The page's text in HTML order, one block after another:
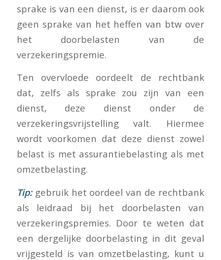
sprake is van een dienst, is er daarom ook
geen sprake van het heffen van btw over
het doorbelasten van de
verzekeringspremie.
Ten overvloede oordeelt de rechtbank
dat, zelfs als sprake zou zijn van een
dienst, deze dienst onder de
verzekeringsvrijstelling valt. Hiermee
wordt voorkomen dat deze dienst zowel
belast is met assurantiebelasting als met
omzetbelasting.
Tip:gebruik het oordeel van de rechtbank
als leidraad bij het doorbelasten van
verzekeringspremies. Door te weten dat
een dergelijke doorbelasting in dit geval
vrijgesteld is van omzetbelasting, kunt u